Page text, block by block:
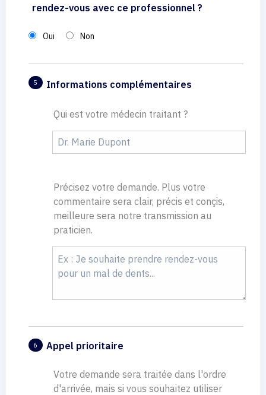
rendez-vous avec ce professionnel ?
Oui Non
5 Informations complémentaires
Qui est votre médecin traitant ?
Précisez votre demande. Plus votre
commentaire sera clair, précis et conçis,
meilleure sera notre transmission au
praticien.
6 Appel prioritaire
Votre demande sera traitée dans l'ordre
d'arrivée, mais si vous souhaitez utiliser